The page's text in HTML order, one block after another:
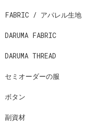
FABRIC / アパレル生地
DARUMA FABRIC
DARUMA THREAD
セミオーダーの服
ボタン
副資材